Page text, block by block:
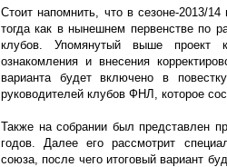
Стоит напомнить, что в сезоне-2013/
тогда как в нынешнем первенстве по
клубов. Упомянутый выше проект
ознакомления и внесения
варианта будет включено в
руководителей клубов ФНЛ, которое
Также на собрании был представлен
годов. Далее его рассмотрит
союза, после чего итоговый вариант